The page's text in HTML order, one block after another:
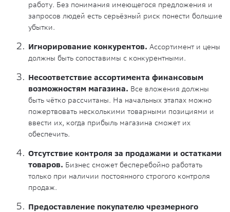
работу. Без понимания имеющегося предложения и
запросов людей есть серьёзный риск понести большие
убытки.
Игнорирование конкурентов. Ассортимент и цены
должны быть сопоставимы с конкурентными.
Несоответствие ассортимента финансовым
возможностям магазина. Все вложения должны
быть чётко рассчитаны. На начальных этапах можно
пожертвовать несколькими товарными позициями и
ввести их, когда прибыль магазина сможет их
обеспечить.
Отсутствие контроля за продажами и остатками
товаров. Бизнес сможет бесперебойно работать
только при наличии постоянного строгого контроля
продаж.
Предоставление покупателю чрезмерного